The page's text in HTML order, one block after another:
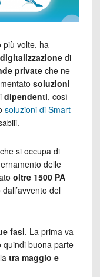
più volte, ha
di
privateche ne
soluzioni
dipendenti, così
soluzioni di Smart
si occupa di
delle
oltre 1500 PA
dall’avvento del
fasi. La prima va
quindi buona parte
tra maggio e